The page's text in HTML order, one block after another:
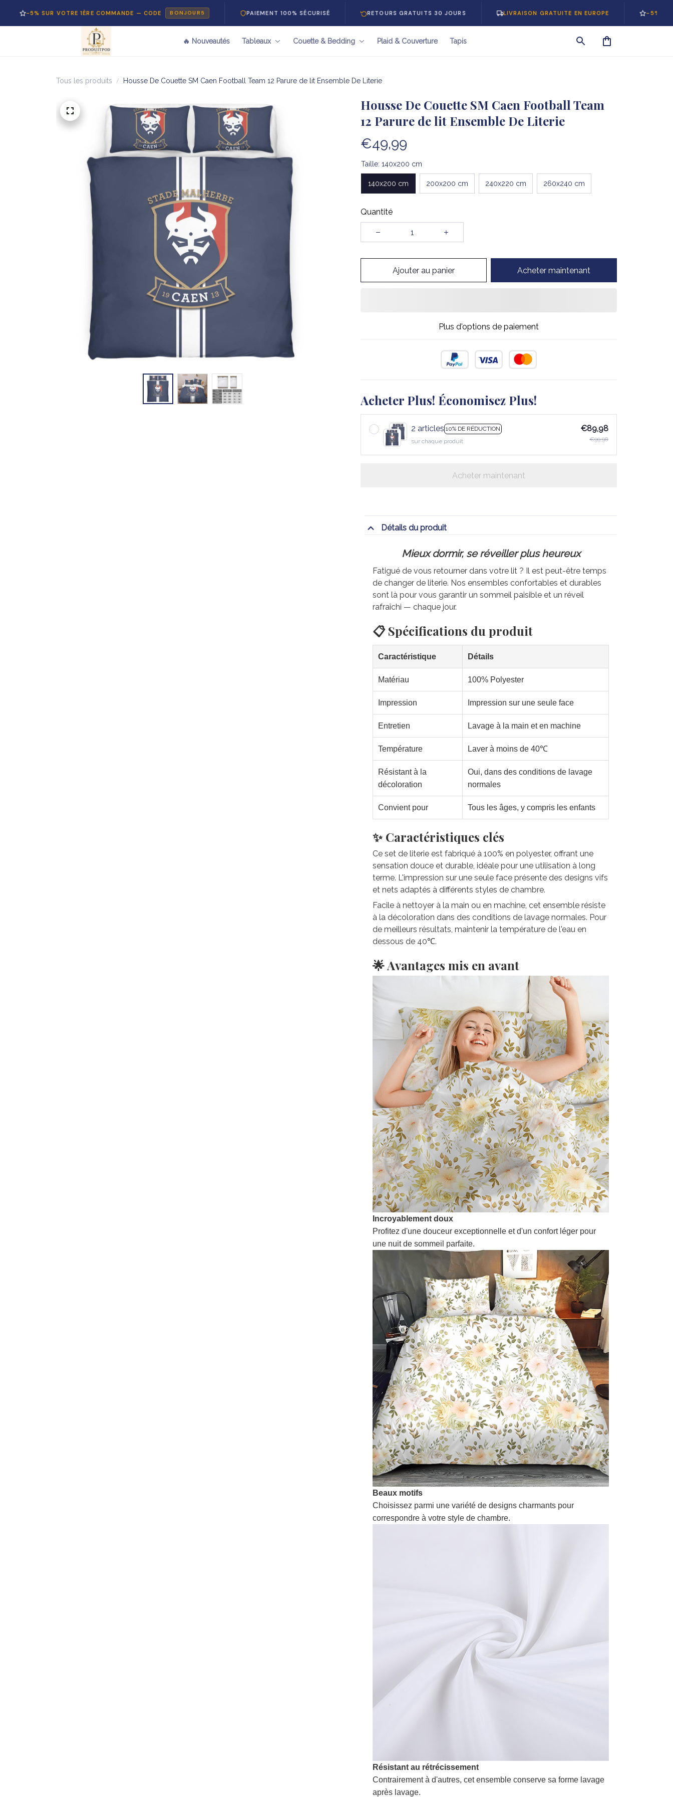
SUR VOTRE 1ÈRE COMMANDE — CODE BONJOUR5 PAIEMENT 100% SÉCURISÉ RETOURS GRATUITS 30 JOURS LIVRAISON GRATUITE EN EUROPE -5% SUR
🔥 Nouveautés Tableaux Couette & Bedding Plaid & Couverture Tapis
Tous les produits Housse De Couette SM Caen Football Team 12 Parure de lit Ensemble De Literie
Housse De Couette SM Caen Football Team
12 Parure de lit Ensemble De Literie
€49,99
Taille: 140x200 cm
140x200 cm 200x200 cm 240x220 cm 260x240 cm
Quantité
Ajouter au panier Acheter maintenant
Plus d'options de paiement
Acheter Plus! Économisez Plus!
2 articles 10% DE RÉDUCTION
sur chaque produit
€89,98
€99,98
Acheter maintenant
Détails du produit
Mieux dormir, se réveiller plus heureux
Fatigué de vous retourner dans votre lit ? Il est peut-être temps
de changer de literie. Nos ensembles confortables et durables
sont là pour vous garantir un sommeil paisible et un réveil
rafraîchi — chaque jour.
📋 Spécifications du produit
Caractéristique Détails
Matériau 100% Polyester
Impression Impression sur une seule face
Entretien Lavage à la main et en machine
Température Laver à moins de 40℃
Résistant à la
décoloration
Oui, dans des conditions de lavage
normales
Convient pour Tous les âges, y compris les enfants
✨ Caractéristiques clés
Ce set de literie est fabriqué à 100% en polyester, offrant une
sensation douce et durable, idéale pour une utilisation à long
terme. L'impression sur une seule face présente des designs vifs
et nets adaptés à différents styles de chambre.
Facile à nettoyer à la main ou en machine, cet ensemble résiste
à la décoloration dans des conditions de lavage normales. Pour
de meilleurs résultats, maintenir la température de l'eau en
dessous de 40℃.
🌟 Avantages mis en avant
Incroyablement doux
Profitez d'une douceur exceptionnelle et d'un confort léger pour
une nuit de sommeil parfaite.
Beaux motifs
Choisissez parmi une variété de designs charmants pour
correspondre à votre style de chambre.
Résistant au rétrécissement
Contrairement à d'autres, cet ensemble conserve sa forme lavage
après lavage.